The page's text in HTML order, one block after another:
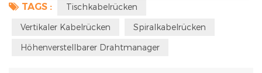
TAGS : Tischkabelrücken
Vertikaler Kabelrücken Spiralkabelrücken
Höhenverstellbarer Drahtmanager